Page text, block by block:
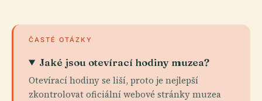
ČASTÉ OTÁZKY
Jaké jsou otevírací hodiny muzea?
Otevírací hodiny se liší, proto je nejlepší
zkontrolovat oficiální webové stránky muzea